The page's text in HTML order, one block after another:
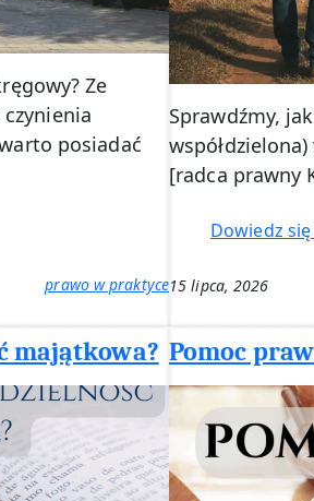
Ze
posiadać
prawo w praktyce
Sprawdźmy,
[radca prawny
Dowiedz
15 lipca, 2026
majątkowa? Pomoc